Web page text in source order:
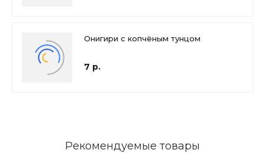
Онигири с копчёным тунцом
7 р.
Рекомендуемые товары